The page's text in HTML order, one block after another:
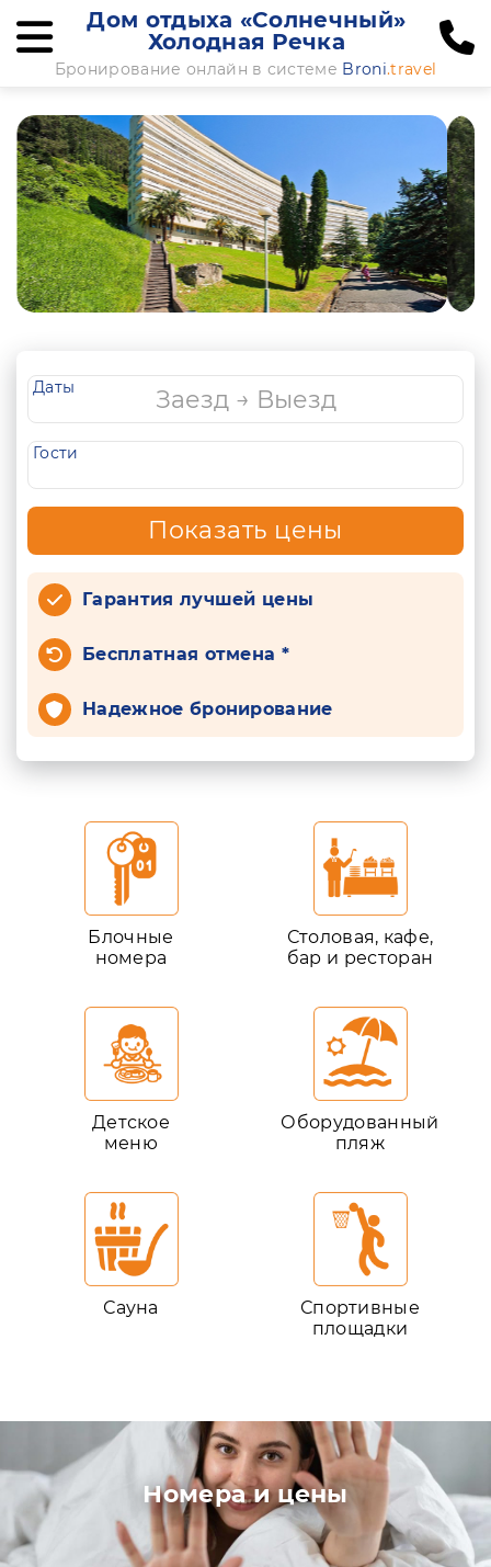
Дом отдыха «Солнечный»
Холодная Речка
Бронирование онлайн в системе Broni.travel
Даты
Гости
Показать цены
Гарантия лучшей цены
Бесплатная отмена *
Надежное бронирование
Блочные
номера
Столовая, кафе,
бар и ресторан
Детское
меню
Оборудованный
пляж
Сауна
Спортивные
площадки
Номера и цены